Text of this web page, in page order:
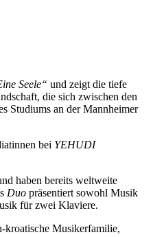
Seele“ und zeigt die tiefe
die sich zwischen den
Studiums an der Mannheimer
bei YEHUDI
haben bereits weltweite
Duo präsentiert sowohl Musik
für zwei Klaviere.
kroatische Musikerfamilie,